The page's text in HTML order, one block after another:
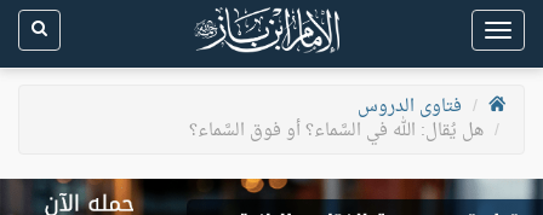
Toggle
navigation
فتاوى الدروس
هل يُقال: الله في السَّماء؟ أو فوق السَّماء؟